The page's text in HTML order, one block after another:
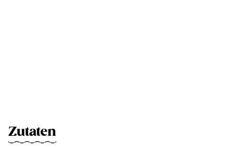
Zutaten